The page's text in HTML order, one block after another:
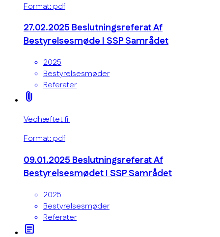
Format: pdf
27.02.2025 Beslutningsreferat Af
Bestyrelsesmøde I SSP Samrådet
2025
Bestyrelsesmøder
Referater
attach_file
Vedhæftet fil
Format: pdf
09.01.2025 Beslutningsreferat Af
Bestyrelsesmødet I SSP Samrådet
2025
Bestyrelsesmøder
Referater
article